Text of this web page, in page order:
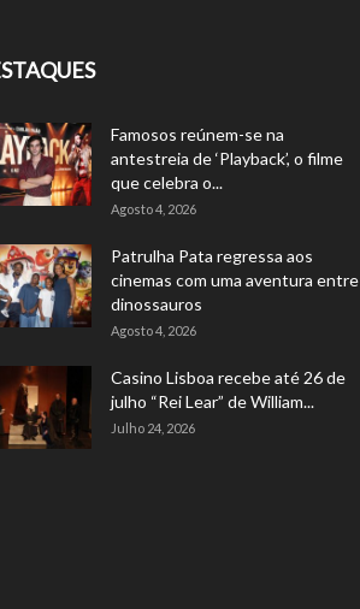
Famosos reúnem-se na
antestreia de ‘Playback’, o filme
que celebra o...
Agosto 4, 2026
Patrulha Pata regressa aos
cinemas com uma aventura entre
dinossauros
Agosto 4, 2026
Casino Lisboa recebe até 26 de
julho “Rei Lear” de William...
Julho 24, 2026